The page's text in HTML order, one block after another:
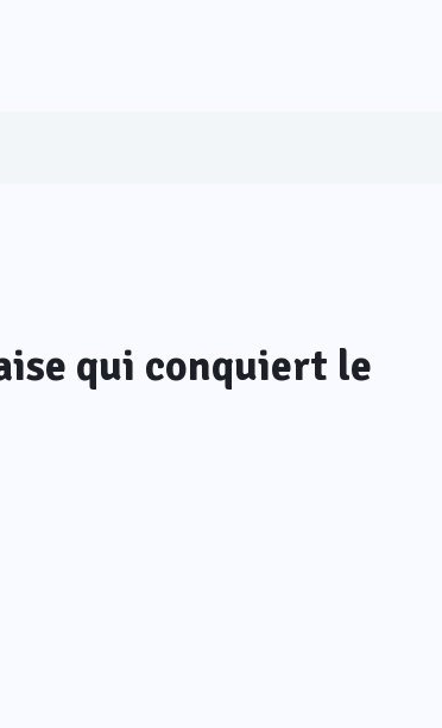
qui conquiert le